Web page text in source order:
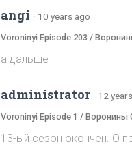
angi · 10 years ago
Voroninyi Episode 203 /
а дальше
administrator · 12
Voroninyi Episode 1 / Воронины
13-ый сезон окончен. О